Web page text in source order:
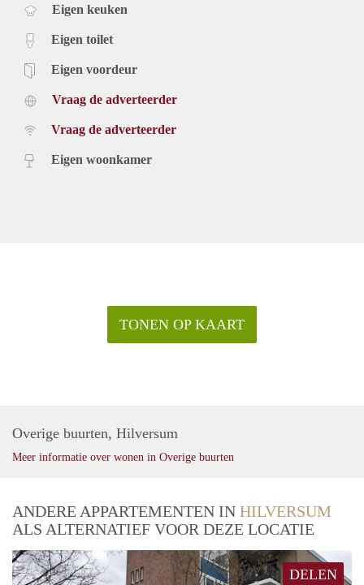
Eigen keuken
Eigen toilet
Eigen voordeur
Vraag de adverteerder
Vraag de adverteerder
Eigen woonkamer
TONEN OP KAART
Overige buurten, Hilversum
Meer informatie over wonen in Overige buurten
ANDERE APPARTEMENTEN IN HILVERSUM
ALS ALTERNATIEF VOOR DEZE LOCATIE
DELEN